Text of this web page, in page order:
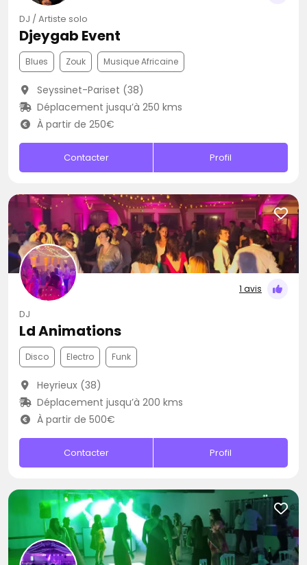
DJ / Artiste solo
Djeygab Event
Blues Zouk Musique Africaine
Seyssinet-Pariset (38)
Déplacement jusqu’à 250 kms
À partir de 250€
Contacter Profil
1 avis
DJ
Ld Animations
Disco Electro Funk
Heyrieux (38)
Déplacement jusqu’à 200 kms
À partir de 500€
Contacter Profil